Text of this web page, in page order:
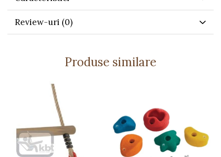
• Utilizare: exterior / locuri de joacă
• Recomandată verificarea periodică a prinderilor
pentru siguranță
Review-uri (0)
Produse similare